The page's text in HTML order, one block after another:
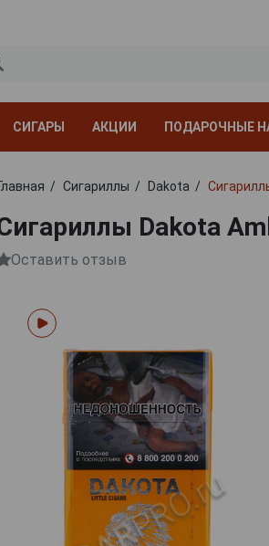
СИГАРЫ АКЦИИ ПОДАРОЧНЫЕ
Сигариллы Dakota
Dakota
Оставить отзыв